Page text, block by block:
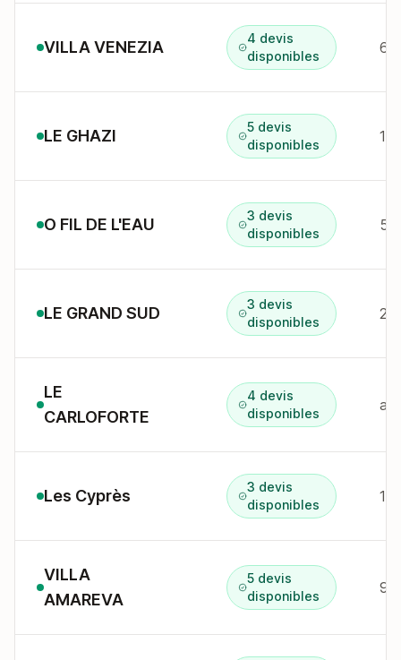
VILLA VENEZIA
4 devis
disponibles
6-
LE GHAZI
5 devis
disponibles
O FIL DE L'EAU
3 devis
disponibles
LE GRAND SUD
3 devis
disponibles
26
LE
CARLOFORTE
4 devis
disponibles
av
Les Cyprès
3 devis
disponibles
VILLA
AMAREVA
5 devis
disponibles
98